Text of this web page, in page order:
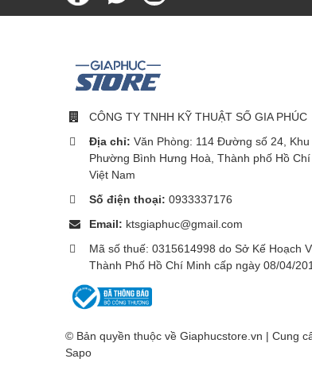
CÔNG TY TNHH KỸ THUẬT SỐ GIA PHÚC
Địa chỉ: Văn Phòng: 114 Đường số 24, Khu
Phường Bình Hưng Hoà, Thành phố Hồ Chí
Việt Nam
Số điện thoại: 0933337176
Email: ktsgiaphuc@gmail.com
Mã số thuế: 0315614998 do Sở Kế Hoạch
Thành Phố Hồ Chí Minh cấp ngày 08/04/
© Bản quyền thuộc về Giaphucstore.vn | Cung
Sapo